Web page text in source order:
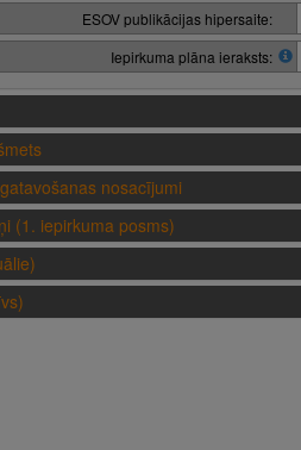
ESOV publikācijas hipersaite:
Iepirkuma plāna ieraksts:
nosacījumi
(1. iepirkuma posms)